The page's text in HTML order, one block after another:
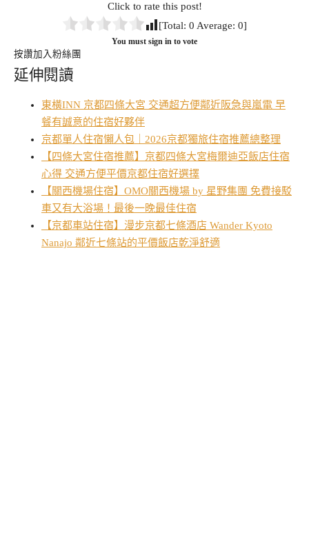
Click to rate this post!
[Total: 0 Average: 0]
You must sign in to vote
按讚加入粉絲團
延伸閱讀
東橫INN 京都四條大宮 交通超方便鄰近阪急與嵐電 早
餐有誠意的住宿好夥伴
京都單人住宿懶人包｜2026京都獨旅住宿推薦總整理
【四條大宮住宿推薦】京都四條大宮梅爾迪亞飯店住宿
心得 交通方便平價京都住宿好選擇
【關西機場住宿】OMO關西機場 by 星野集團 免費接駁
車又有大浴場！最後一晚最佳住宿
【京都車站住宿】漫步京都七條酒店 Wander Kyoto
Nanajo 鄰近七條站的平價飯店乾淨舒適